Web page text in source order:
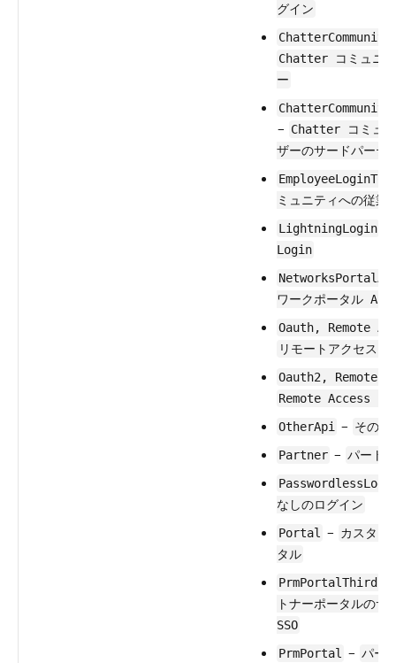
グイン
Chatter コミュニテ
ー
– Chatter コミュニ
ザーのサードパーテ
ミュニティへの従業
LightningLogin
Login
ワークポータル
Oauth, Remote
リモートアクセスク
Oauth2, Remote
Remote Access
OtherApi
– その
Partner – パート
なしのログイン
Portal
– カスタマ
タル
トナーポータルのサ
SSO
PrmPortal
– パー